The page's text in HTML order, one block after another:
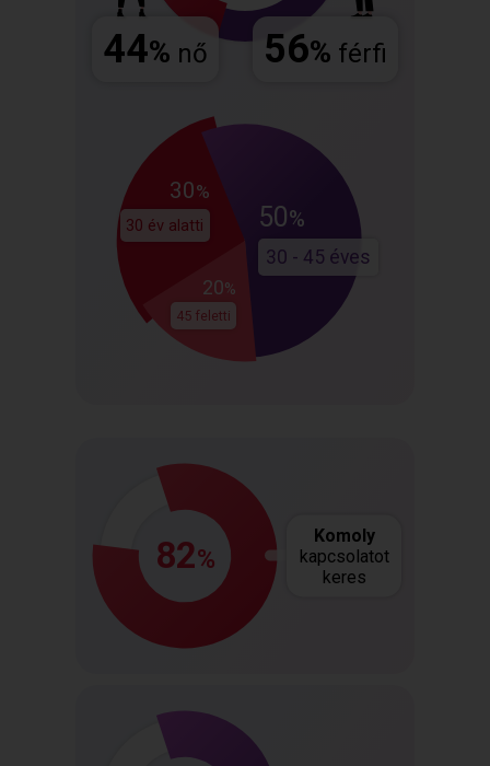
44% nő 56% férfi
30%
30 év alatti 50%
30 - 45 éves
20%
45 feletti
82%
Komoly
kapcsolatot
keres